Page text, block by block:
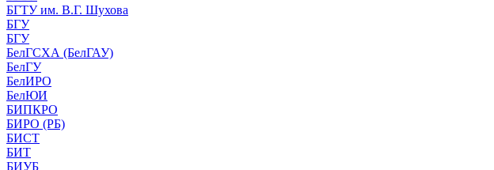
БГТУ им. В.Г. Шухова
БГУ
БГУ
БелГСХА (БелГАУ)
БелГУ
БелИРО
БелЮИ
БИПКРО
БИРО (РБ)
БИСТ
БИТ
БИУБ